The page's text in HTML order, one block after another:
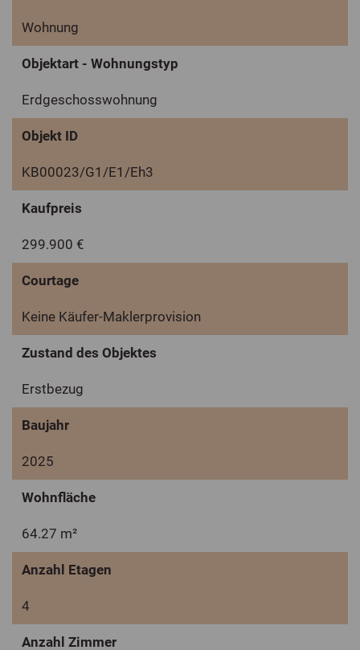
Wohnung
Objektart - Wohnungstyp
Erdgeschosswohnung
Objekt ID
KB00023/G1/E1/Eh3
Kaufpreis
299.900 €
Courtage
Keine Käufer-Maklerprovision
Zustand des Objektes
Erstbezug
Baujahr
2025
Wohnfläche
64.27 m²
Anzahl Etagen
4
Anzahl Zimmer